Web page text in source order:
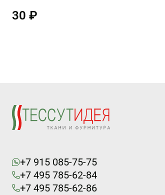
30 ₽
+7 915 085-75-75
+7 495 785-62-84
+7 495 785-62-86